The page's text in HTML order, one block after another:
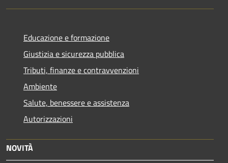
Educazione e formazione
Giustizia e sicurezza pubblica
Tributi, finanze e contravvenzioni
Ambiente
Salute, benessere e assistenza
Autorizzazioni
NOVITÀ